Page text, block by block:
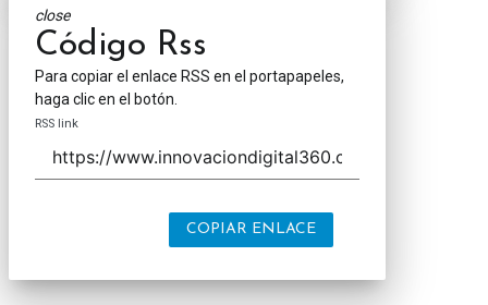
close
Código Rss
Para copiar el enlace RSS en el portapapeles,
haga clic en el botón.
RSS link
COPIAR ENLACE